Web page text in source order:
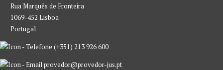
Rua Marquês de Fronteira
1069-452 Lisboa
Portugal
(+351) 213 926 600
provedor@provedor-jus.pt